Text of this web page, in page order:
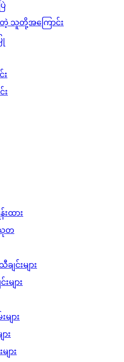
သူတို့အကြောင်း
း
ထား
တ
င်းများ
များ
ျား
း
ျား